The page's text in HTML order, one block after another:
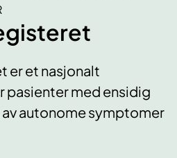
er et nasjonalt
med ensidig
autonome symptomer